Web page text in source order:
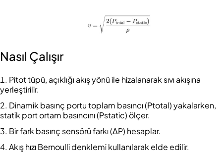
Nasıl Çalışır
Pitot tüpü, açıklığı akış yönü ile hizalanarak sıvı akışına
yerleştirilir.
Dinamik basınç portu toplam basıncı (Ptotal) yakalarken,
statik port ortam basıncını (Pstatic) ölçer.
Bir fark basınç sensörü farkı (ΔP) hesaplar.
Akış hızı Bernoulli denklemi kullanılarak elde edilir.